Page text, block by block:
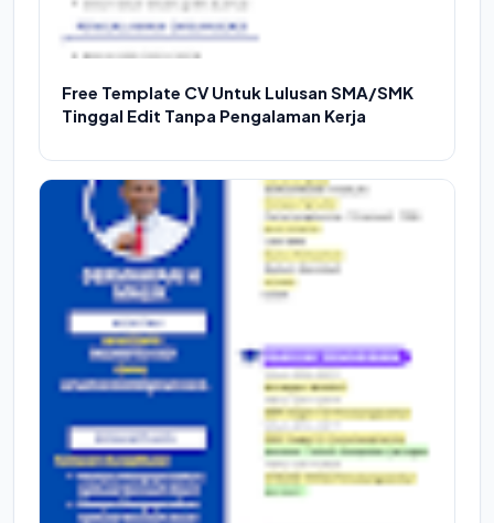
Free Template CV Untuk Lulusan SMA/SMK
Tinggal Edit Tanpa Pengalaman Kerja